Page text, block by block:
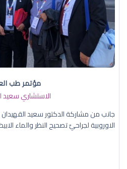
مؤتمر طب
الاستشاري سعيد
جانب من مشاركة الدكتور سعيد
الاوروبية لجراحيّ تصحيح النظر والماء